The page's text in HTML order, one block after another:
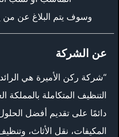
وسوف يتم البلاغ عن من
عن الشركة
“شركة ركن الأميرة هي
التنظيف المتكاملة بالمملكة
دائمًا على تقديم أفضل
المكيفات، نقل الأثاث،